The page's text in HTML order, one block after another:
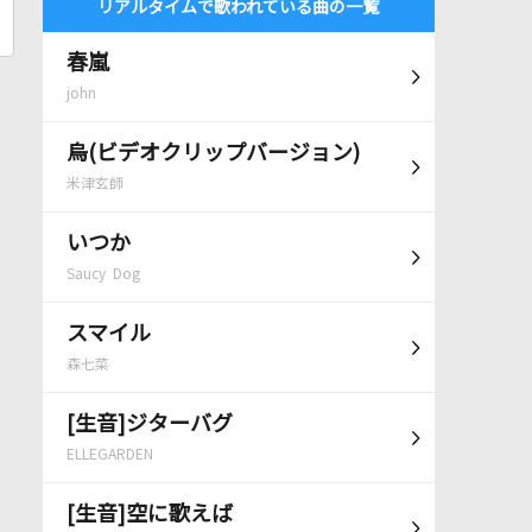
リアルタイムで歌われている曲の一覧
春嵐
john
烏(ビデオクリップバージョン)
米津玄師
いつか
Saucy Dog
スマイル
森七菜
[生音]ジターバグ
ELLEGARDEN
[生音]空に歌えば